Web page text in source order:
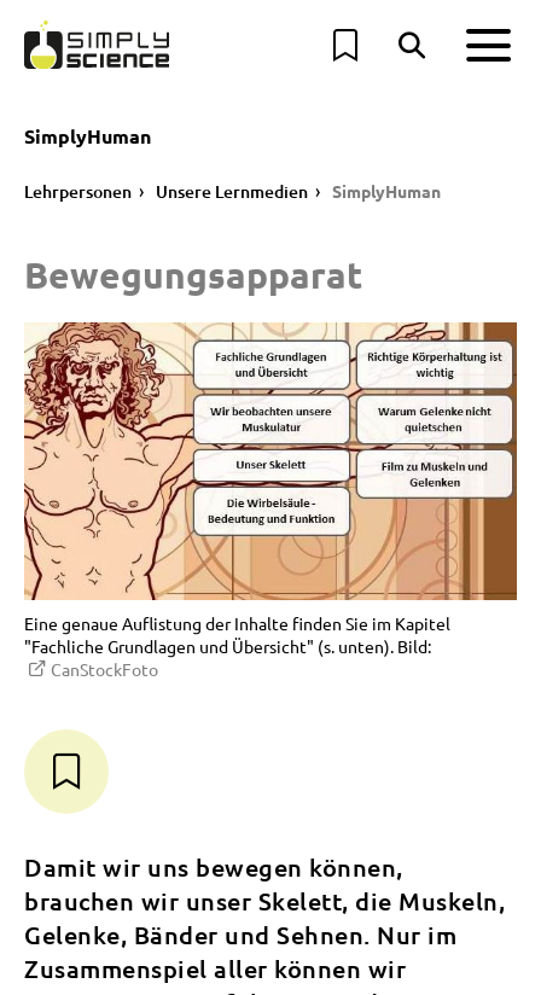
SimplyHuman
Lehrpersonen Unsere Lernmedien SimplyHuman
Bewegungsapparat
Eine genaue Auflistung der Inhalte finden Sie im Kapitel
"Fachliche Grundlagen und Übersicht" (s. unten). Bild:
CanStockFoto
Damit wir uns bewegen können,
brauchen wir unser Skelett, die Muskeln,
Gelenke, Bänder und Sehnen. Nur im
Zusammenspiel aller können wir